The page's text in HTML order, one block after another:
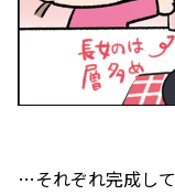
…それぞれ完成し